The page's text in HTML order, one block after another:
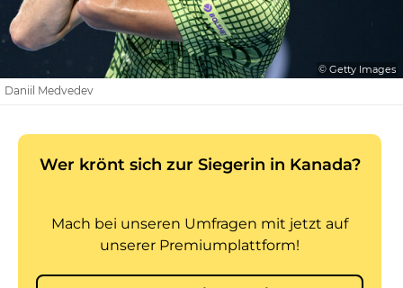
© Getty Images
Daniil Medvedev